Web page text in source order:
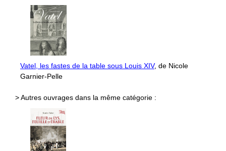
Vatel, les fastes de la table sous Louis XIV, de Nicole
Garnier-Pelle
> Autres ouvrages dans la même catégorie :